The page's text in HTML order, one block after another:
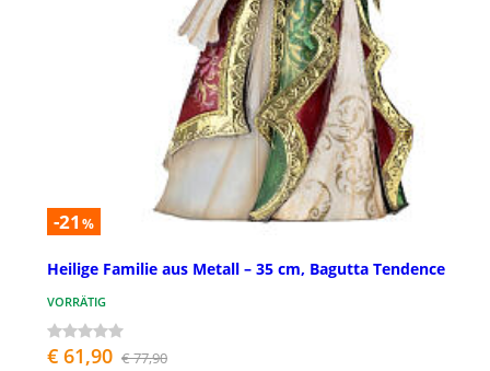
-21 %
Heilige Familie aus Metall – 35 cm, Bagutta Tendence
VORRÄTIG
€ 61,90 € 77,90